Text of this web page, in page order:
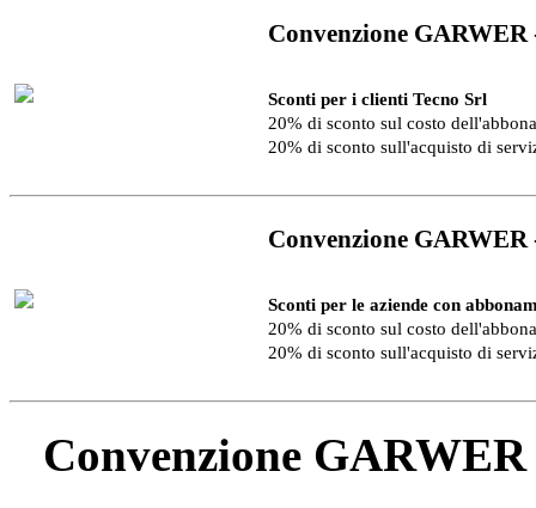
Convenzione
Sconti per i clienti Tecno Srl
20% di sconto sul costo
20% di sconto sull'acquisto di
Convenzione
Sconti per le aziende con
20% di sconto sul costo
20% di sconto sull'acquisto di
Convenzione